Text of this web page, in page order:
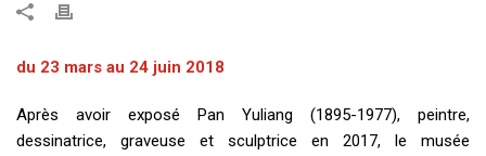
du 23 mars au 24 juin 2018
Après avoir exposé Pan Yuliang (1895-1977), peintre,
dessinatrice, graveuse et sculptrice en 2017, le musée